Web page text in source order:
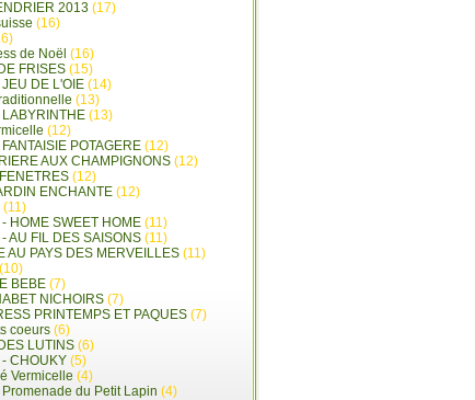
2013 (17)
(16)
de Noël (16)
FRISES (15)
DE L'OIE (14)
(13)
(13)
(12)
POTAGERE (12)
AUX CHAMPIGNONS (12)
(12)
ENCHANTE (12)
(11)
HOME SWEET HOME (11)
AU FIL DES SAISONS (11)
AU PAYS DES MERVEILLES (11)
(10)
BEBE (7)
NICHOIRS (7)
PRINTEMPS ET PAQUES (7)
coeurs (6)
LUTINS (6)
CHOUKY (5)
Vermicelle (4)
du Petit Lapin (4)